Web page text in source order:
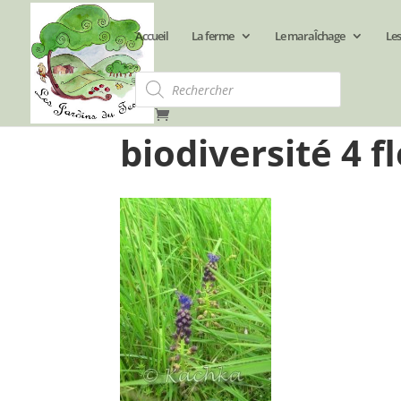
Accueil La ferme Le maraÎchage
Recherche
de
produits
biodiversité 4